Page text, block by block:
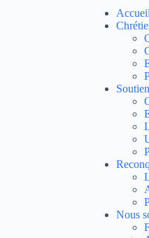
Accueil
Nous